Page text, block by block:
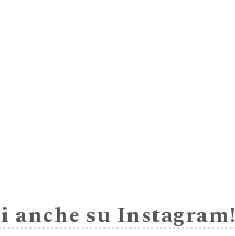
anche su Instagram!